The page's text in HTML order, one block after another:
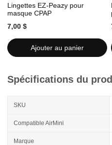
Lingettes EZ-Peazy pour
masque CPAP
7,00 $
Ajouter au panier
Spécifications du
SKU
Compatible AirMini
Marque